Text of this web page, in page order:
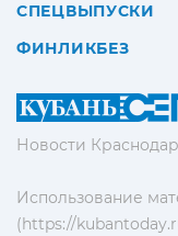
Новости
Использование
(https://
СПЕЦВЫПУСКИ
ФИНЛИКБЕЗ